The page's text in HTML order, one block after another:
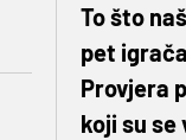
To što
pet
Provjera
koji su